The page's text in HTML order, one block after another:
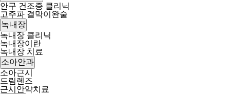
안구 건조증 클리닉
고주파 결막이완술
녹내장
녹내장 클리닉
녹내장이란
녹내장 치료
소아안과
소아근시
드림렌즈
근시안약치료